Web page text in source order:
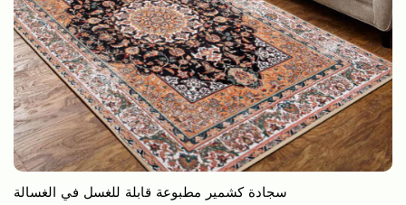
سجادة كشمير مطبوعة قابلة للغسل في الغسالة